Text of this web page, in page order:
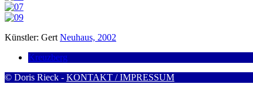
Künstler: Gert Neuhaus, 2002
Kreuzberg
© Doris Rieck - KONTAKT / IMPRESSUM